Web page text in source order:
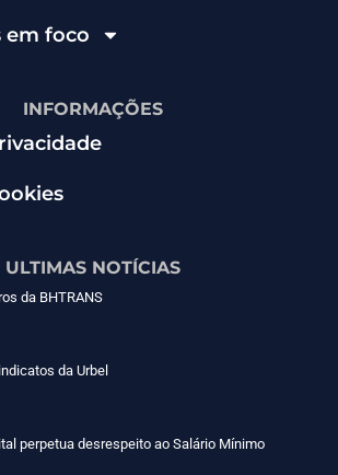
em foco
INFORMAÇÕES
ULTIMAS NOTÍCIAS
da BHTRANS
da Urbel
perpetua desrespeito ao Salário Mínimo